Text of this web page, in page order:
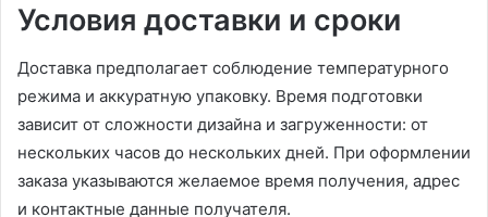
Условия доставки и сроки
Доставка предполагает соблюдение температурного
режима и аккуратную упаковку. Время подготовки
зависит от сложности дизайна и загруженности: от
нескольких часов до нескольких дней. При оформлении
заказа указываются желаемое время получения, адрес
и контактные данные получателя.